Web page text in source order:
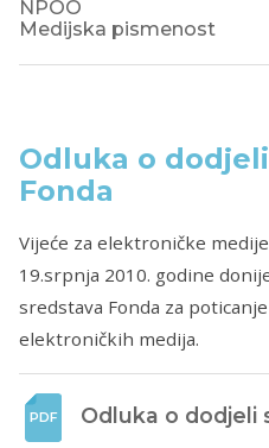
NPOO
Medijska pismenost
Odluka o
Fonda
Vijeće za elektroničke
19.srpnja 2010. godine
sredstava Fonda za
elektroničkih medija.
Odluka o dodjeli